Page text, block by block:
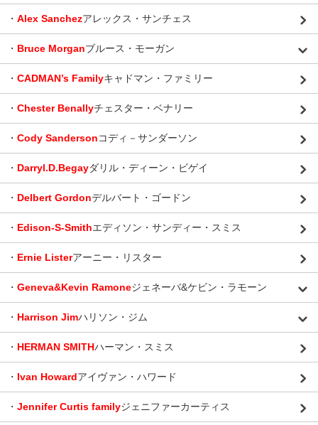
・ Alex Sanchezアレックス・サンチェス
・ Bruce Morganブルース・モーガン
・ CADMAN’s Familyキャドマン・ファミリー
・ Chester Benallyチェスター・ベナリー
・ Cody Sandersonコディ－サンダーソン
・ Darryl.D.Begayダリル・ディーン・ビゲイ
・ Delbert Gordonデルバート・ゴードン
・ Edison-S-Smithエディソン・サンディー・スミス
・ Ernie Listerアーニー・リスター
・ Geneva&Kevin Ramoneジェネーバ&ケビン・ラモーン
・ Harrison Jimハリソン・ジム
・ HERMAN SMITHハーマン・スミス
・ Ivan Howardアイヴァン・ハワード
・ Jennifer Curtis familyジェニファーカーティス